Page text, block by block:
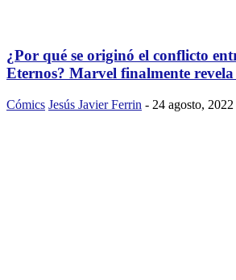
¿Por qué se originó el conflicto
Eternos? Marvel finalmente
Cómics Jesús Javier Ferrin - 24 agosto, 2022